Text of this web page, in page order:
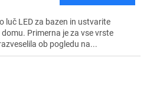
luč LED za bazen in ustvarite
Primerna je za vse vrste
ob pogledu na...